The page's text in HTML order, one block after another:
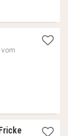
vom
1